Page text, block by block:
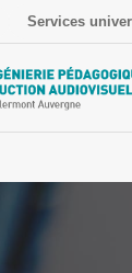
Services